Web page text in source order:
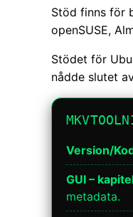
Stöd finns för
openSUSE,
Stödet för
nådde slutet
Version/
GUI –
metadata.